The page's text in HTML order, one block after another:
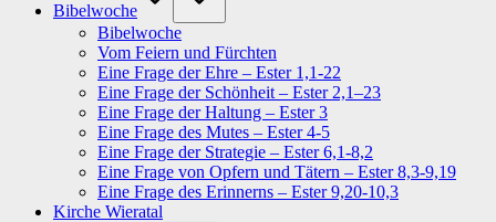
Bibelwoche
Bibelwoche
Vom Feiern und Fürchten
Eine Frage der Ehre – Ester 1,1-22
Eine Frage der Schönheit – Ester 2,1–23
Eine Frage der Haltung – Ester 3
Eine Frage des Mutes – Ester 4-5
Eine Frage der Strategie – Ester 6,1-8,2
Eine Frage von Opfern und Tätern – Ester 8,3-9,19
Eine Frage des Erinnerns – Ester 9,20-10,3
Kirche Wieratal